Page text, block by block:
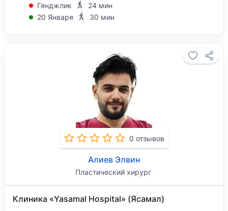
Гянджлик
24 мин
20 Января
30 мин
0 отзывов
Алиев Элвин
Пластический хирург
Клиника «Yasamal Hospital» (Ясамал)